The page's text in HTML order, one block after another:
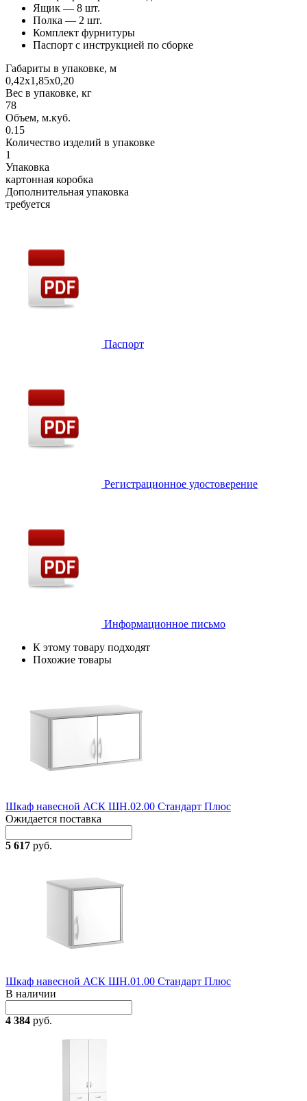
Ящик — 8 шт.
Полка — 2 шт.
Комплект фурнитуры
Паспорт с инструкцией по сборке
Габариты в упаковке, м
0,42х1,85х0,20
Вес в упаковке, кг
78
Объем, м.куб.
0.15
Количество изделий в упаковке
1
Упаковка
картонная коробка
Дополнительная упаковка
требуется
Паспорт
Регистрационное удостоверение
Информационное письмо
К этому товару подходят
Похожие товары
Шкаф навесной АСК ШН.02.00 Стандарт Плюс
Ожидается поставка
5 617 руб.
Шкаф навесной АСК ШН.01.00 Стандарт Плюс
В наличии
4 384 руб.